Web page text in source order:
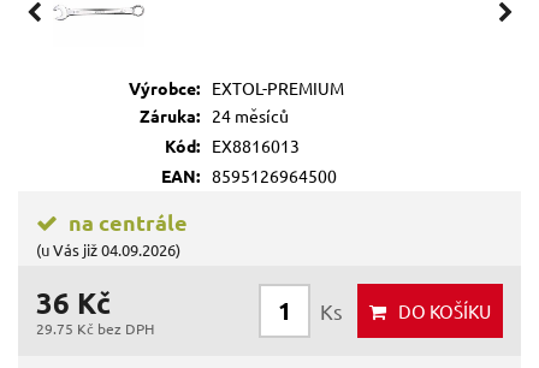
Výrobce:
EXTOL-PREMIUM
Záruka:
24 měsíců
Kód:
EX8816013
EAN: 8595126964500
na centrále
(u Vás již 04.09.2026)
36 Kč
29.75 Kč bez DPH
Ks DO KOŠÍKU